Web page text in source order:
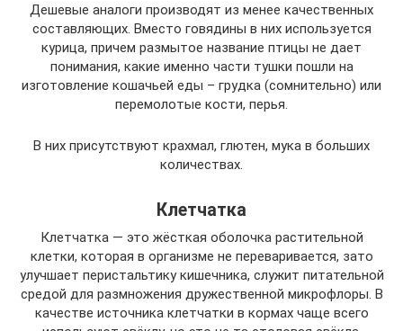
Дешевые аналоги производят из менее качественных
составляющих. Вместо говядины в них используется
курица, причем размытое название птицы не дает
понимания, какие именно части тушки пошли на
изготовление кошачьей еды – грудка (сомнительно) или
перемолотые кости, перья.
В них присутствуют крахмал, глютен, мука в больших
количествах.
Клетчатка
Клетчатка — это жёсткая оболочка растительной
клетки, которая в организме не переваривается, зато
улучшает перистальтику кишечника, служит питательной
средой для размножения дружественной микрофлоры. В
качестве источника клетчатки в кормах чаще всего